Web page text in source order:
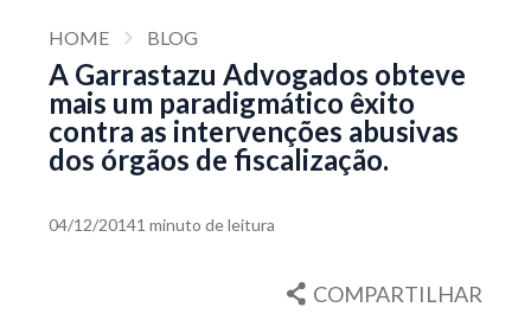
HOME BLOG
A Garrastazu Advogados obteve
mais um paradigmático êxito
contra as intervenções abusivas
dos órgãos de fiscalização.
04/12/20141 minuto de leitura
COMPARTILHAR